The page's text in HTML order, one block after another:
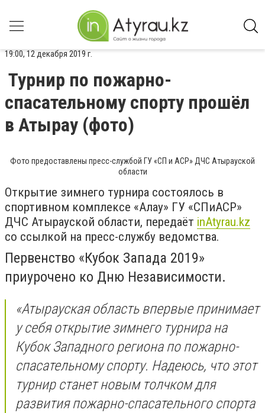
19:00, 12 декабря 2019 г.
Турнир по пожарно-
спасательному спорту прошёл
в Атырау (фото)
Фото предоставлены пресс-службой ГУ «СП и АСР» ДЧС Атырауской
области
Открытие зимнего турнира состоялось в
спортивном комплексе «Алау» ГУ «СПиАСР»
ДЧС Атырауской области, передаёт inAtyrau.kz
со ссылкой на пресс-службу ведомства.
Первенство «Кубок Запада 2019»
приурочено ко Дню Независимости.
«Атырауская область впервые принимает
у себя открытие зимнего турнира на
Кубок Западного региона по пожарно-
спасательному спорту. Надеюсь, что этот
турнир станет новым толчком для
развития пожарно-спасательного спорта